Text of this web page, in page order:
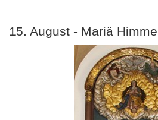
15. August - Mariä